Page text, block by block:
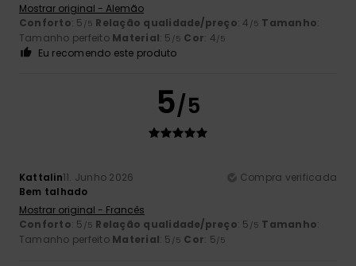
Mostrar original - Alemão
Conforto: 5 /5 Relação qualidade/preço: 4 /5 Tamanho:
Tamanho perfeito Material: 5 /5 Cor: 4/5
Eu recomendo este produto
5/5
Kattalin11. Junho 2026
Compra verificada
Bem talhado
Mostrar original - Francês
Conforto: 5 /5 Relação qualidade/preço: 5 /5 Tamanho:
Tamanho perfeito Material: 5 /5 Cor: 5/5